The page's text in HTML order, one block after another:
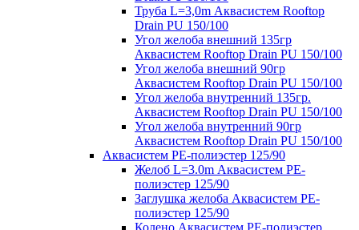
Труба L=3,0m Аквасистем Rooftop
Drain PU 150/100
Угол желоба внешний 135гр
Аквасистем Rooftop Drain PU 150/100
Угол желоба внешний 90гр
Аквасистем Rooftop Drain PU 150/100
Угол желоба внутренний 135гр.
Аквасистем Rooftop Drain PU 150/100
Угол желоба внутренний 90гр
Аквасистем Rooftop Drain PU 150/100
Аквасистем PE-полиэстер 125/90
Желоб L=3.0m Аквасистем PE-
полиэстер 125/90
Заглушка желоба Аквасистем PE-
полиэстер 125/90
Колено Аквасистем PE-полиэстер